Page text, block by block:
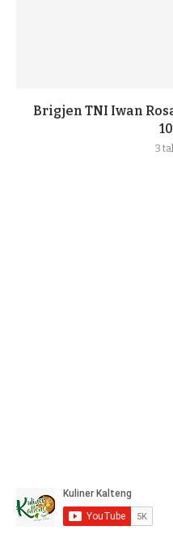
Brigjen TNI Iwan
3